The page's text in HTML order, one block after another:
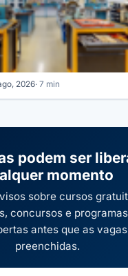
2026· 7 min
podem ser
momento
sobre cursos
concursos e
antes que as
preenchidas.